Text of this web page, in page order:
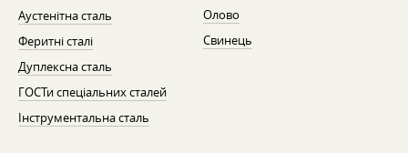
Аустенітна сталь
Феритні сталі
Дуплексна сталь
ГОСТи спеціальних сталей
Інструментальна сталь
Олово
Свинець